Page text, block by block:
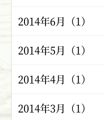
2014年6月（1）
2014年5月（1）
2014年4月（1）
2014年3月（1）